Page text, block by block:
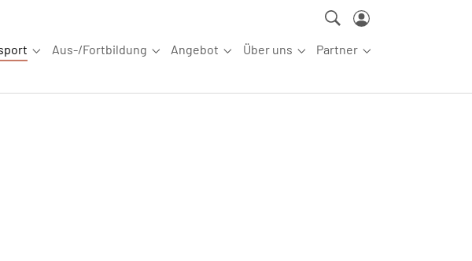
Submenu for "Wettkampfsport"
Aus-/Fortbildung
Submenu for "Aus-/Fortbildung"
Angebot
Submenu for "Angebot"
Über uns
Submenu for "Über uns"
Partner
Submenu for